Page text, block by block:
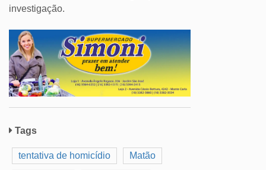
investigação.
Tags
tentativa de homicídio Matão